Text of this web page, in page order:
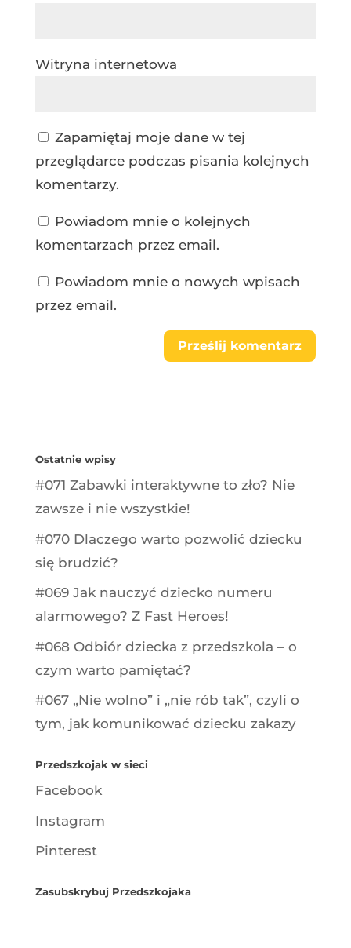
Witryna internetowa
Zapamiętaj moje dane w tej
przeglądarce podczas pisania kolejnych
komentarzy.
Powiadom mnie o kolejnych
komentarzach przez email.
Powiadom mnie o nowych wpisach
przez email.
Ostatnie wpisy
#071 Zabawki interaktywne to zło? Nie
zawsze i nie wszystkie!
#070 Dlaczego warto pozwolić dziecku
się brudzić?
#069 Jak nauczyć dziecko numeru
alarmowego? Z Fast Heroes!
#068 Odbiór dziecka z przedszkola – o
czym warto pamiętać?
#067 „Nie wolno” i „nie rób tak”, czyli o
tym, jak komunikować dziecku zakazy
Przedszkojak w sieci
Facebook
Instagram
Pinterest
Zasubskrybuj Przedszkojaka